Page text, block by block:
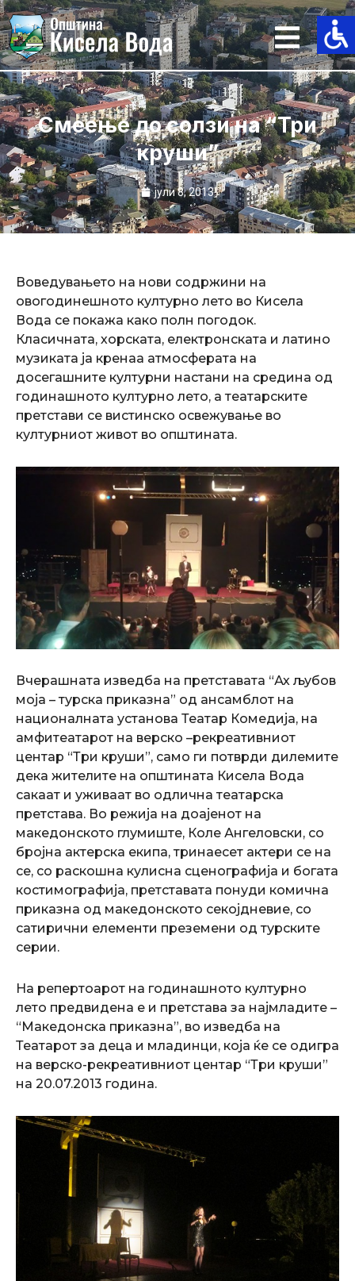
Skip
to
content
Смеење до солзи на “Три
круши”
јули 8, 2013
Воведувањето на нови содржини на
овогодинешното културно лето во Кисела
Вода се покажа како полн погодок.
Класичната, хорската, електронската и латино
музиката ја кренаа атмосферата на
досегашните културни настани на средина од
годинашното културно лето, а театарските
претстави се вистинско освежување во
културниот живот во општината.
Вчерашната изведба на претставата “Ах љубов
моја – турска приказна” од ансамблот на
националната установа Театар Комедија, на
амфитеатарот на верско –рекреативниот
центар “Три круши”, само ги потврди дилемите
дека жителите на општината Кисела Вода
сакаат и уживаат во одлична театарска
претстава. Во режија на доајенот на
македонското глумиште, Коле Ангеловски, со
бројна актерска екипа, тринаесет актери се на
се, со раскошна кулисна сценографија и богата
костимографија, претставата понуди комична
приказна од македонското секојдневие, со
сатирични елементи преземени од турските
серии.
На репертоарот на годинашното културно
лето предвидена е и претстава за најмладите –
“Македонска приказна”, во изведба на
Театарот за деца и младинци, која ќе се одигра
на верско-рекреативниот центар “Три круши”
на 20.07.2013 година.